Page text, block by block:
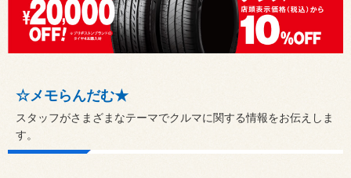
☆メモらんだむ★
スタッフがさまざまなテーマでクルマに関する情報をお伝えしま
す。